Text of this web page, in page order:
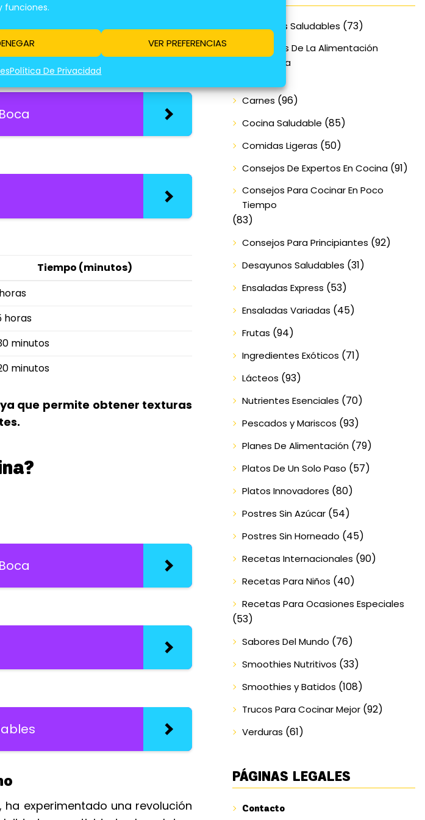
funciones.
VER PREFERENCIAS
Política De Privacidad
vacío, sumergiéndolas en agua
de manera uniforme, sin riesgo
Tiempo (minutos)
horas
minutos
minutos
que permite obtener texturas
experimentado una revolución
Alimentos Saludables (73)
Beneficios De La Alimentación
Equilibrada
Carnes (96)
Cocina Saludable (85)
Comidas Ligeras (50)
Consejos De Expertos En Cocina(91)
Consejos Para Cocinar En Poco
Tiempo
(83)
Consejos Para Principiantes (92)
Desayunos Saludables (31)
Ensaladas Express (53)
Ensaladas Variadas (45)
Frutas (94)
Ingredientes Exóticos (71)
Lácteos (93)
Nutrientes Esenciales (70)
Pescados y Mariscos (93)
Planes De Alimentación(79)
Platos De Un Solo Paso (57)
Platos Innovadores (80)
Postres Sin Azúcar(54)
Postres Sin Horneado (45)
Recetas Internacionales (90)
Recetas Para Niños (40)
Recetas Para Ocasiones Especiales
(53)
Sabores Del Mundo (76)
Smoothies Nutritivos (33)
Smoothies y Batidos (108)
Trucos Para Cocinar Mejor(92)
Verduras (61)
PÁGINAS LEGALES
Contacto